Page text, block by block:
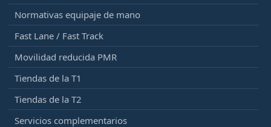
Normativas equipaje de mano
Fast Lane / Fast Track
Movilidad reducida PMR
Tiendas de la T1
Tiendas de la T2
Servicios complementarios